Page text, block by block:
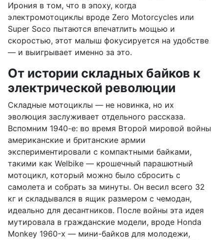
Ирония в том, что в эпоху, когда
электромотоциклы вроде Zero Motorcycles или
Super Soco пытаются впечатлить мощью и
скоростью, этот малыш фокусируется на удобстве
— и выигрывает именно за это.
От истории складных байков к
электрической революции
Складные мотоциклы — не новинка, но их
эволюция заслуживает отдельного рассказа.
Вспомним 1940-е: во время Второй мировой войны
американские и британские армии
экспериментировали с компактными байками,
такими как Welbike — крошечный парашютный
мотоцикл, который можно было сбросить с
самолета и собрать за минуты. Он весил всего 32
кг и складывался в ящик размером с чемодан,
идеально для десантников. После войны эта идея
мутировала в гражданские модели, вроде Honda
Monkey 1960-х — мини-байков для молодежи,